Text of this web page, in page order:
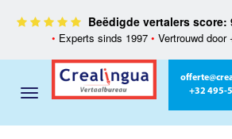
Beëdigde vertalers score:
• Experts sinds 1997 • Vertrouwd door
+32 495-